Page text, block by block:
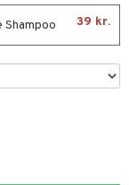
Shampoo 39 kr.